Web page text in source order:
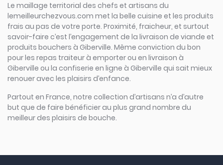
Le maillage territorial des chefs et artisans du
lemeilleurchezvous.com met la belle cuisine et les produits
frais au pas de votre porte. Proximité, fraicheur, et surtout
savoir-faire c’est l’engagement de la livraison de viande et
produits bouchers à Giberville. Même conviction du bon
pour les repas traiteur à emporter ou en livraison à
Giberville ou la confiserie en ligne à Giberville qui sait mieux
renouer avec les plaisirs d’enfance.
Partout en France, notre collection d’artisans n’a d’autre
but que de faire bénéficier au plus grand nombre du
meilleur des plaisirs de bouche.